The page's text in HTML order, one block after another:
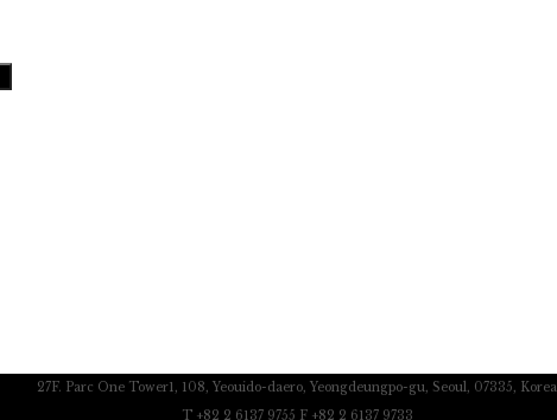
27F. Parc One Tower1, 108, Yeouido-daero, Yeongdeungpo-gu, Seoul, 07335, Korea
T +82 2 6137 9755 F +82 2 6137 9733